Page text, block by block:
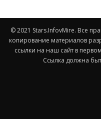
© 2021 Stars.InfovMire. Все
копирование материалов
ссылки на наш сайт в
Ссылка должна